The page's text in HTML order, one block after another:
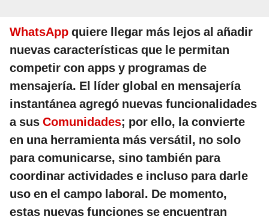
WhatsApp quiere llegar más lejos al añadir
nuevas características que le permitan
competir con apps y programas de
mensajería. El líder global en mensajería
instantánea agregó nuevas funcionalidades
a sus Comunidades; por ello, la convierte
en una herramienta más versátil, no solo
para comunicarse, sino también para
coordinar actividades e incluso para darle
uso en el campo laboral. De momento,
estas nuevas funciones se encuentran